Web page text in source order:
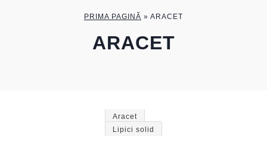
PRIMA PAGINĂ » ARACET
ARACET
Aracet
Lipici solid